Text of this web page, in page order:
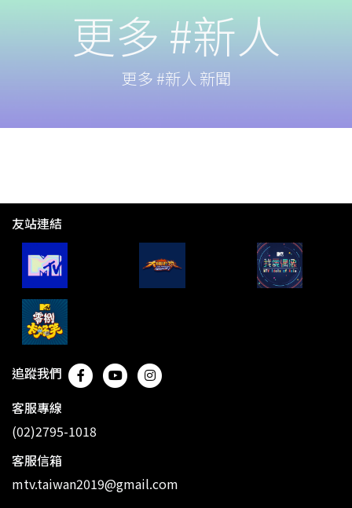
更多 #新人
更多 #新人 新聞
友站連結
追蹤我們
客服專線
(02)2795-1018
客服信箱
mtv.taiwan2019@gmail.com